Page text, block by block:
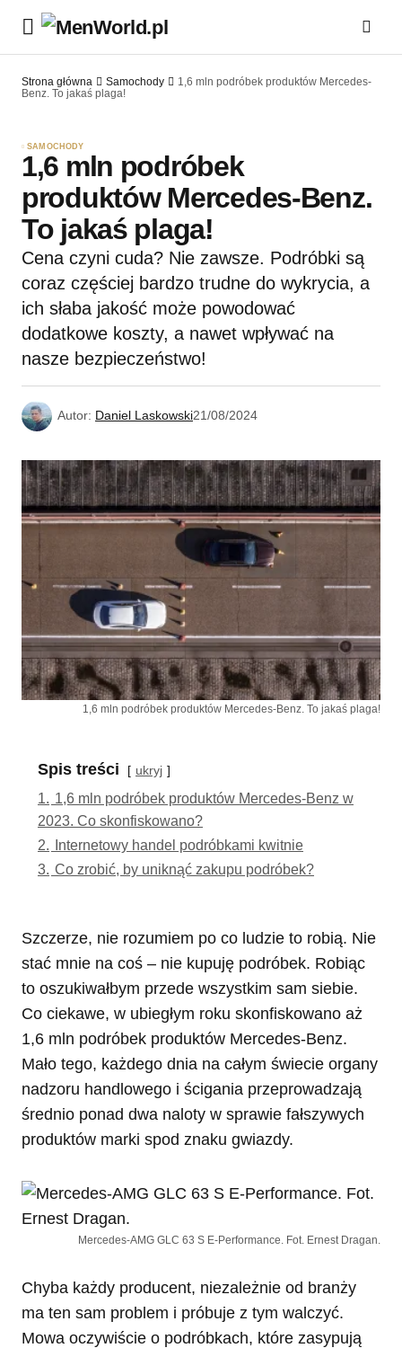
Strona główna Samochody
1,6 mln podróbek produktów Mercedes-
Benz. To jakaś plaga!
SAMOCHODY
1,6 mln podróbek
produktów Mercedes-Benz.
To jakaś plaga!
Cena czyni cuda? Nie zawsze. Podróbki są
coraz częściej bardzo trudne do wykrycia, a
ich słaba jakość może powodować
dodatkowe koszty, a nawet wpływać na
nasze bezpieczeństwo!
Autor: Daniel Laskowski21/08/2024
1,6 mln podróbek produktów Mercedes-Benz. To jakaś plaga!
Spis treści ukryj
1.
1,6 mln podróbek produktów Mercedes-Benz w
2023. Co skonfiskowano?
2.
Internetowy handel podróbkami kwitnie
3. Co zrobić, by uniknąć zakupu podróbek?
Szczerze, nie rozumiem po co ludzie to robią. Nie
stać mnie na coś – nie kupuję podróbek. Robiąc
to oszukiwałbym przede wszystkim sam siebie.
Co ciekawe, w ubiegłym roku skonfiskowano aż
1,6 mln podróbek produktów Mercedes-Benz.
Mało tego, każdego dnia na całym świecie organy
nadzoru handlowego i ścigania przeprowadzają
średnio ponad dwa naloty w sprawie fałszywych
produktów marki spod znaku gwiazdy.
Mercedes-AMG GLC 63 S E-Performance. Fot. Ernest Dragan.
Chyba każdy producent, niezależnie od branży
ma ten sam problem i próbuje z tym walczyć.
Mowa oczywiście o podróbkach, które zasypują